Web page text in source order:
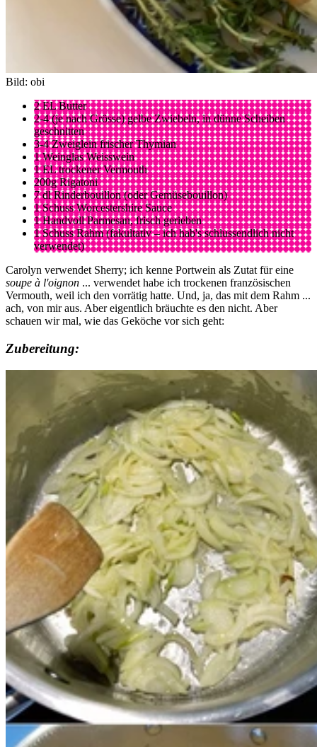
Bild: obi
2 EL Butter
2-4 (je nach Grösse) gelbe Zwiebeln, in dünne Scheiben
geschnitten
3-4 Zweiglein frischer Thymian
1 Weinglas Weisswein
1 EL trockener Vermouth
200g Rigatoni
7 dl Rinderbouillon (oder Gemüsebouillon)
1 Schuss Worcestershire Sauce
1 Handvoll Parmesan, frisch gerieben
1 Schuss Rahm (fakultativ – ich hab's schlussendlich nicht
verwendet)
Carolyn verwendet Sherry; ich kenne Portwein als Zutat für eine
soupe à l'oignon ... verwendet habe ich trockenen französischen
Vermouth, weil ich den vorrätig hatte. Und, ja, das mit dem Rahm ...
ach, von mir aus. Aber eigentlich bräuchte es den nicht. Aber
schauen wir mal, wie das Geköche vor sich geht:
Zubereitung: